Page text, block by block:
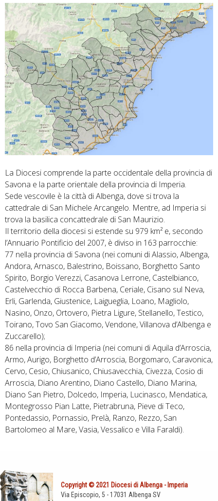
La Diocesi comprende la parte occidentale della provincia di
Savona e la parte orientale della provincia di Imperia.
Sede vescovile è la città di Albenga, dove si trova la
cattedrale di San Michele Arcangelo. Mentre, ad Imperia si
trova la basilica concattedrale di San Maurizio.
Il territorio della diocesi si estende su 979 km² e, secondo
l’Annuario Pontificio del 2007, è diviso in 163 parrocchie:
77 nella provincia di Savona (nei comuni di Alassio, Albenga,
Andora, Arnasco, Balestrino, Boissano, Borghetto Santo
Spirito, Borgio Verezzi, Casanova Lerrone, Castelbianco,
Castelvecchio di Rocca Barbena, Ceriale, Cisano sul Neva,
Erli, Garlenda, Giustenice, Laigueglia, Loano, Magliolo,
Nasino, Onzo, Ortovero, Pietra Ligure, Stellanello, Testico,
Toirano, Tovo San Giacomo, Vendone, Villanova d’Albenga e
Zuccarello);
86 nella provincia di Imperia (nei comuni di Aquila d’Arroscia,
Armo, Aurigo, Borghetto d’Arroscia, Borgomaro, Caravonica,
Cervo, Cesio, Chiusanico, Chiusavecchia, Civezza, Cosio di
Arroscia, Diano Arentino, Diano Castello, Diano Marina,
Diano San Pietro, Dolcedo, Imperia, Lucinasco, Mendatica,
Montegrosso Pian Latte, Pietrabruna, Pieve di Teco,
Pontedassio, Pornassio, Prelà, Ranzo, Rezzo, San
Bartolomeo al Mare, Vasia, Vessalico e Villa Faraldi).
Copyright © 2021 Diocesi di Albenga - Imperia
Via Episcopio, 5 - 17031 Albenga SV